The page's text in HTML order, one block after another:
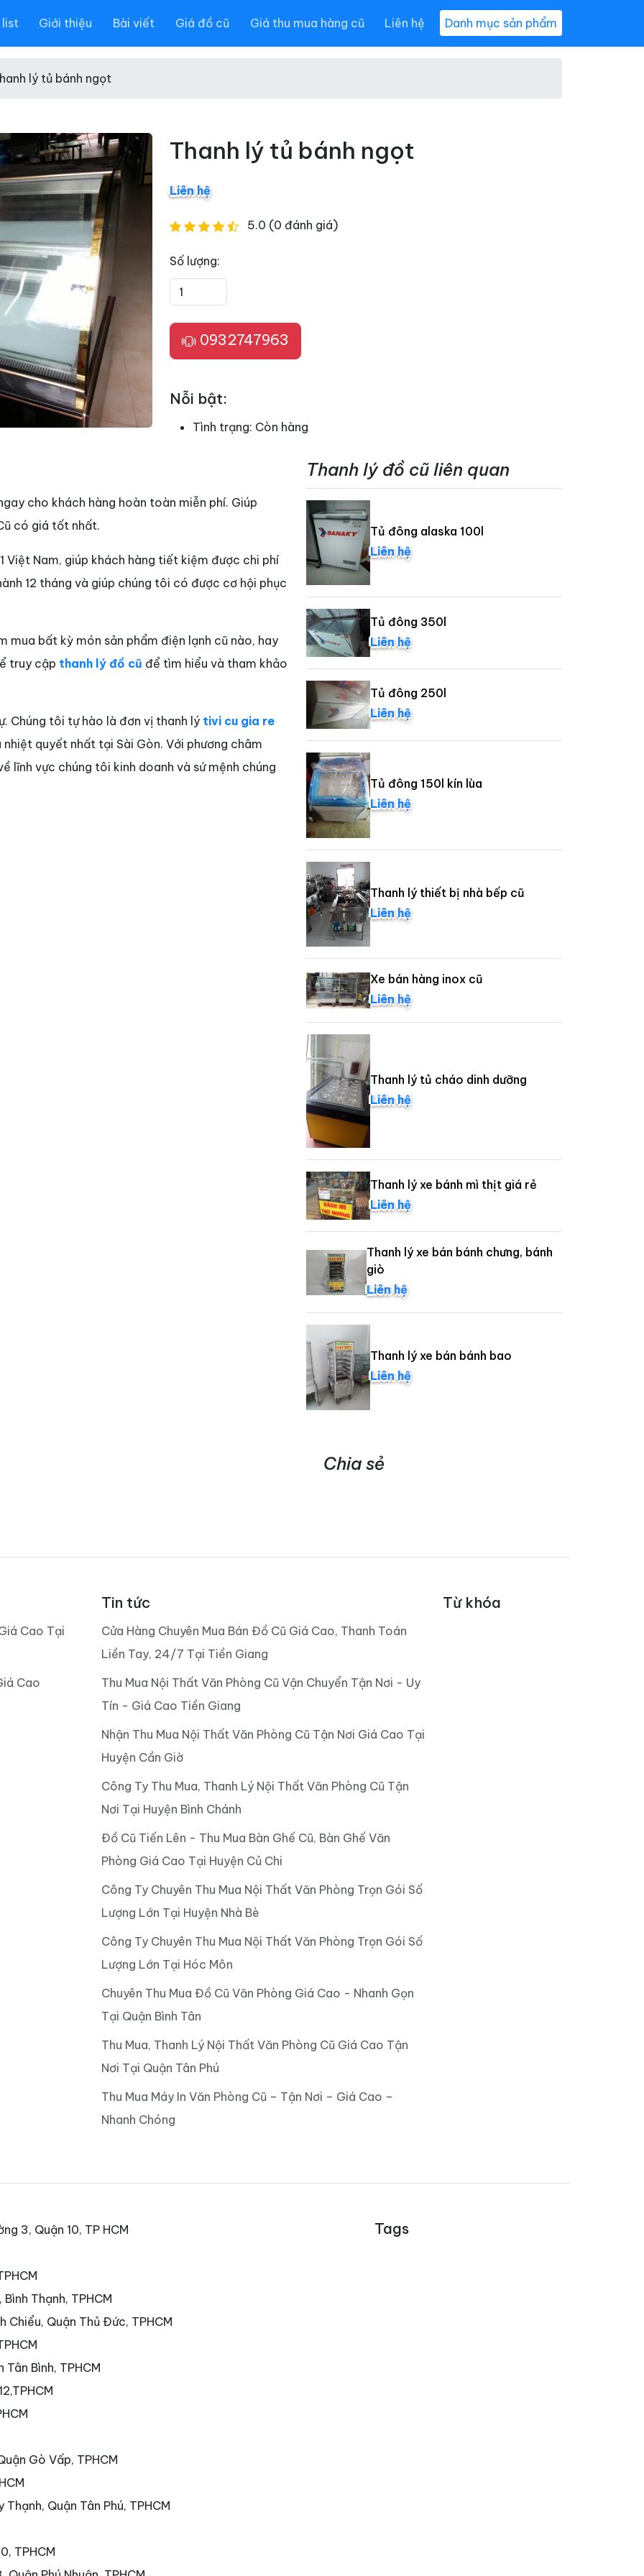
list Giới thiệu Bài viết Giá đồ cũ Giá thu mua hàng cũ Liên hệ Danh mục sản phẩm
lý tủ bánh ngọt
Thanh lý tủ bánh ngọt
Liên hệ
5.0 (0 đánh giá)
Số lượng:
0932747963
Nỗi bật:
Tình trạng: Còn hàng
cho khách hàng hoàn toàn miễn phí. Giúp
có giá tốt nhất.
Việt Nam, giúp khách hàng tiết kiệm được chi phí
12 tháng và giúp chúng tôi có được cơ hội phục
mua bất kỳ món sản phẩm điện lạnh cũ nào, hay
truy cập thanh lý đồ cũ để tìm hiểu và tham khảo
Chúng tôi tự hào là đơn vị thanh lý tivi cu gia re
quyết nhất tại Sài Gòn. Với phương châm
lĩnh vực chúng tôi kinh doanh và sứ mệnh chúng
Thanh lý đồ cũ liên quan
Tủ đông alaska 100l
Liên hệ
Tủ đông 350l
Liên hệ
Tủ đông 250l
Liên hệ
Tủ đông 150l kín lùa
Liên hệ
Thanh lý thiết bị nhà bếp cũ
Liên hệ
Xe bán hàng inox cũ
Liên hệ
Thanh lý tủ cháo dinh dưỡng
Liên hệ
Thanh lý xe bánh mì thịt giá rẻ
Liên hệ
Thanh lý xe bán bánh chưng, bánh
giò
Liên hệ
Thanh lý xe bán bánh bao
Liên hệ
Chia sẻ
Cao Tại
Cao
Tin tức
Cửa Hàng Chuyên Mua Bán Đồ Cũ Giá Cao, Thanh Toán
Liền Tay, 24/7 Tại Tiền Giang
Thu Mua Nội Thất Văn Phòng Cũ Vận Chuyển Tận Nơi - Uy
Tín - Giá Cao Tiền Giang
Nhận Thu Mua Nội Thất Văn Phòng Cũ Tận Nơi Giá Cao Tại
Huyện Cần Giờ
Công Ty Thu Mua, Thanh Lý Nội Thất Văn Phòng Cũ Tận
Nơi Tại Huyện Bình Chánh
Đồ Cũ Tiến Lên - Thu Mua Bàn Ghế Cũ, Bàn Ghế Văn
Phòng Giá Cao Tại Huyện Củ Chi
Công Ty Chuyên Thu Mua Nội Thất Văn Phòng Trọn Gói Số
Lượng Lớn Tại Huyện Nhà Bè
Công Ty Chuyên Thu Mua Nội Thất Văn Phòng Trọn Gói Số
Lượng Lớn Tại Hóc Môn
Chuyên Thu Mua Đồ Cũ Văn Phòng Giá Cao - Nhanh Gọn
Tại Quận Bình Tân
Thu Mua, Thanh Lý Nội Thất Văn Phòng Cũ Giá Cao Tận
Nơi Tại Quận Tân Phú
Thu Mua Máy In Văn Phòng Cũ – Tận Nơi – Giá Cao –
Nhanh Chóng
Từ khóa
3, Quận 10, TP HCM
Thạnh, TPHCM
Chiểu, Quận Thủ Đức, TPHCM
Tân Bình, TPHCM
Gò Vấp, TPHCM
Quận Tân Phú, TPHCM
TPHCM
Tags